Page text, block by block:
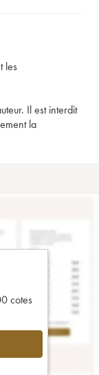
les
Il est interdit
la
cotes